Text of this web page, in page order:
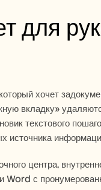
для
хочет
вкладку»
текстового
центра,
Word с